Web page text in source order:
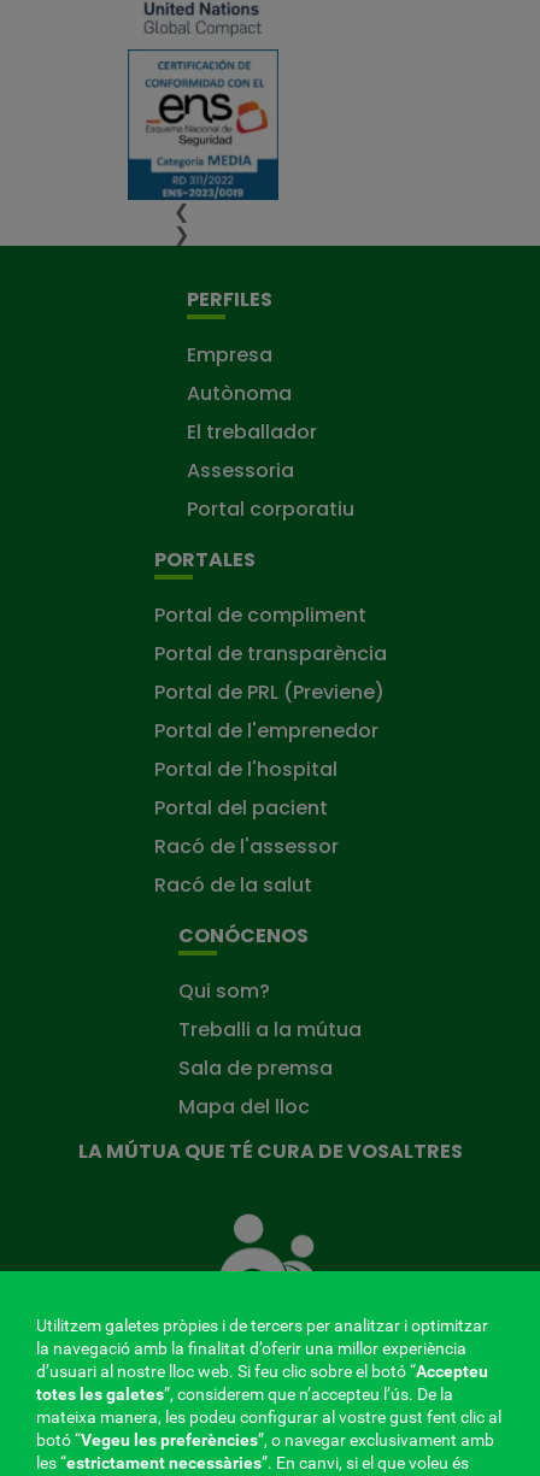
❮
❯
PERFILES
Empresa
Autònoma
El treballador
Assessoria
Portal corporatiu
PORTALES
Portal de compliment
Portal de transparència
Portal de PRL (Previene)
Portal de l'emprenedor
Portal de l'hospital
Portal del pacient
Racó de l'assessor
Racó de la salut
CONÓCENOS
Qui som?
Treballi a la mútua
Sala de premsa
Mapa del lloc
LA MÚTUA QUE TÉ CURA DE VOSALTRES
Mútua
que
de
tu
MENÚ
Utilitzem galetes pròpies i de tercers per analitzar i optimitzar
la navegació amb la finalitat d’oferir una millor experiència
d’usuari al nostre lloc web. Si feu clic sobre el botó “Accepteu
totes les galetes”, considerem que n’accepteu l’ús. De la
mateixa manera, les podeu configurar al vostre gust fent clic al
botó “Vegeu les preferències”, o navegar exclusivament amb
les “estrictamentnecessàries”. En canvi, si el que voleu és